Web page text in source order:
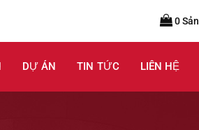
0
DỰ ÁN TIN TỨC LIÊN HỆ